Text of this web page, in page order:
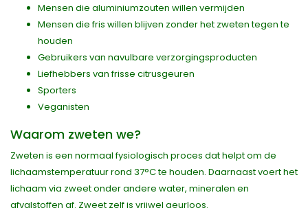
Mensen die aluminiumzouten willen vermijden
Mensen die fris willen blijven zonder het zweten tegen te
houden
Gebruikers van navulbare verzorgingsproducten
Liefhebbers van frisse citrusgeuren
Sporters
Veganisten
Waarom zweten we?
Zweten is een normaal fysiologisch proces dat helpt om de
lichaamstemperatuur rond 37°C te houden. Daarnaast voert het
lichaam via zweet onder andere water, mineralen en
afvalstoffen af. Zweet zelf is vrijwel geurloos.